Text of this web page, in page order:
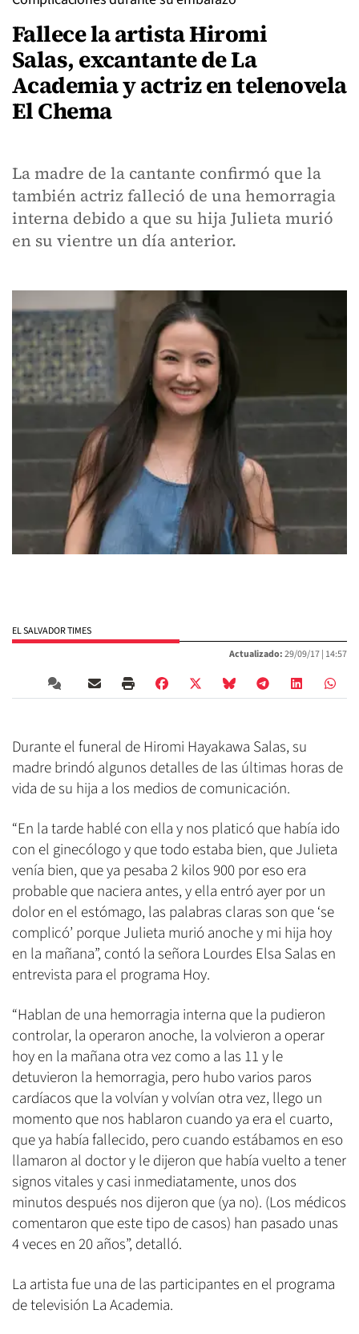
Fallece la artista Hiromi
Salas, excantante de La
Academia y actriz en telenovela
El Chema
La madre de la cantante confirmó que la
también actriz falleció de una hemorragia
interna debido a que su hija Julieta murió
en su vientre un día anterior.
EL SALVADOR TIMES
Actualizado:29/09/17 | 14:57
Durante el funeral de Hiromi Hayakawa Salas, su
madre brindó algunos detalles de las últimas horas de
vida de su hija a los medios de comunicación.
“En la tarde hablé con ella y nos platicó que había ido
con el ginecólogo y que todo estaba bien, que Julieta
venía bien, que ya pesaba 2 kilos 900 por eso era
probable que naciera antes, y ella entró ayer por un
dolor en el estómago, las palabras claras son que ‘se
complicó’ porque Julieta murió anoche y mi hija hoy
en la mañana”, contó la señora Lourdes Elsa Salas en
entrevista para el programa Hoy.
“Hablan de una hemorragia interna que la pudieron
controlar, la operaron anoche, la volvieron a operar
hoy en la mañana otra vez como a las 11 y le
detuvieron la hemorragia, pero hubo varios paros
cardíacos que la volvían y volvían otra vez, llego un
momento que nos hablaron cuando ya era el cuarto,
que ya había fallecido, pero cuando estábamos en eso
llamaron al doctor y le dijeron que había vuelto a tener
signos vitales y casi inmediatamente, unos dos
minutos después nos dijeron que (ya no). (Los médicos
comentaron que este tipo de casos) han pasado unas
4 veces en 20 años”, detalló.
La artista fue una de las participantes en el programa
de televisión La Academia.